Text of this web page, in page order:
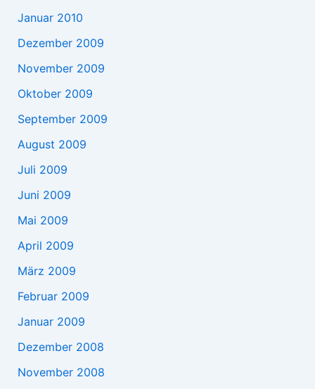
Januar 2010
Dezember 2009
November 2009
Oktober 2009
September 2009
August 2009
Juli 2009
Juni 2009
Mai 2009
April 2009
März 2009
Februar 2009
Januar 2009
Dezember 2008
November 2008